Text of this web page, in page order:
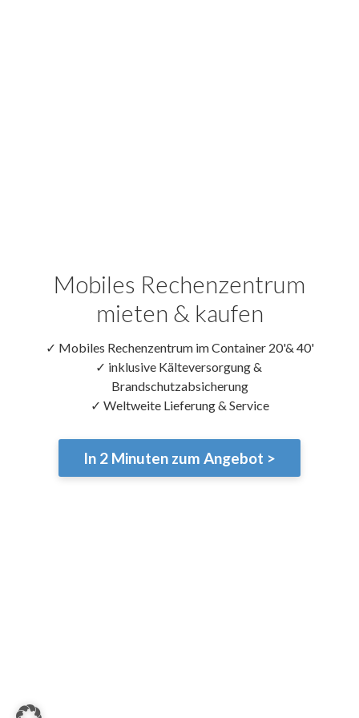
Mobiles Rechenzentrum
mieten & kaufen
✓ Mobiles Rechenzentrum im Container 20'& 40'
✓ inklusive Kälteversorgung &
Brandschutzabsicherung
✓ Weltweite Lieferung & Service
In 2 Minuten zum Angebot >